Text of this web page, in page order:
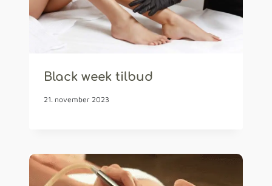
Black week tilbud
21. november 2023